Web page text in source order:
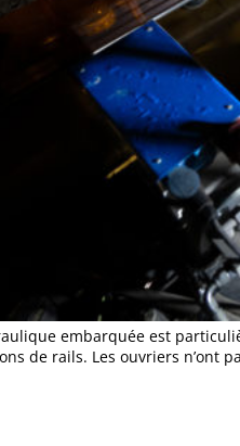
embarquée est
de rails. Les ouvriers n’ont